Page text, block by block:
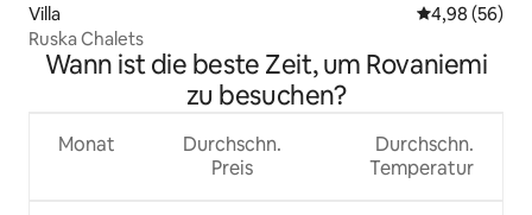
Villa
4,98 (56)
Ruska Chalets
Wann ist die beste Zeit, um Rovaniemi
zu besuchen?
Monat
Durchschn.
Preis
Durchschn.
Temperatur